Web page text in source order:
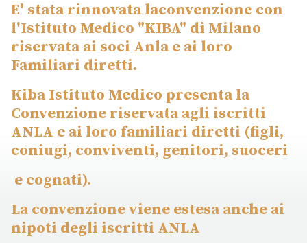
E' stata rinnovata laconvenzione con
l'Istituto Medico "KIBA" di Milano
riservata ai soci Anla e ai loro
Familiari diretti.
Kiba Istituto Medico presenta la
Convenzione riservata agli iscritti
ANLA e ai loro familiari diretti (figli,
coniugi, conviventi, genitori, suoceri
e cognati).
La convenzione viene estesa anche ai
nipoti degli iscritti ANLA